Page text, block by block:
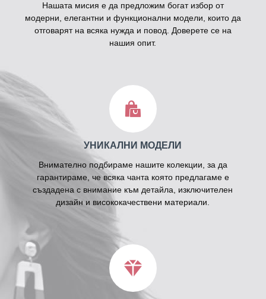
Нашата мисия е да предложим богат избор от
модерни, елегантни и функционални модели, които да
отговарят на всяка нужда и повод. Доверете се на
нашия опит.
УНИКАЛНИ МОДЕЛИ
Внимателно подбираме нашите колекции, за да
гарантираме, че всяка чанта която предлагаме е
създадена с внимание към детайла, изключителен
дизайн и висококачествени материали.